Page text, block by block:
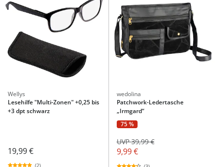
Wellys
Lesehilfe "Multi-Zonen" +0,25 bis
+3 dpt schwarz
19,99 €
(2)
wedolina
Patchwork-Ledertasche
„Irmgard“
75 %
9,99 €
UVP 39,99 €